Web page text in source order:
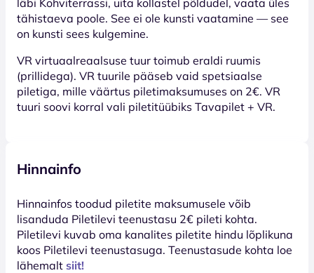
tähistaeva poole. See ei ole kunsti vaatamine — see
on kunsti sees kulgemine.
VR virtuaalreaalsuse tuur toimub eraldi ruumis
(prillidega). VR tuurile pääseb vaid spetsiaalse
piletiga, mille väärtus piletimaksumuses on 2€. VR
tuuri soovi korral vali piletitüübiks Tavapilet + VR.
Hinnainfo
Hinnainfos toodud piletite maksumusele võib
lisanduda Piletilevi teenustasu 2€ pileti kohta.
Piletilevi kuvab oma kanalites piletite hindu lõplikuna
koos Piletilevi teenustasuga. Teenustasude kohta loe
lähemalt siit!